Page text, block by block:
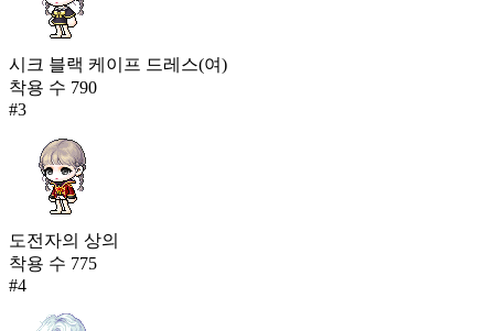
시크 블랙 케이프 드레스(여)
착용 수 790
#3
도전자의 상의
착용 수 775
#4